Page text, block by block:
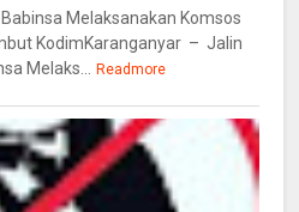
Melaksanakan Komsos
KodimKaranganyar – Jalin
Melaks...
Readmore